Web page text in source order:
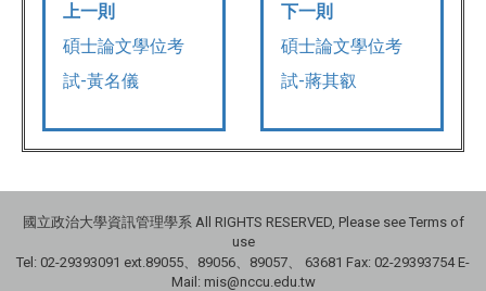
上一則
碩士論文學位考
試-黃名儀
下一則
碩士論文學位考
試-蔣其叡
國立政治大學資訊管理學系 All RIGHTS RESERVED, Please see Terms of
use
Tel: 02-29393091 ext.89055、89056、89057、
63681 Fax: 02-29393754 E-
Mail: mis@nccu.edu.tw